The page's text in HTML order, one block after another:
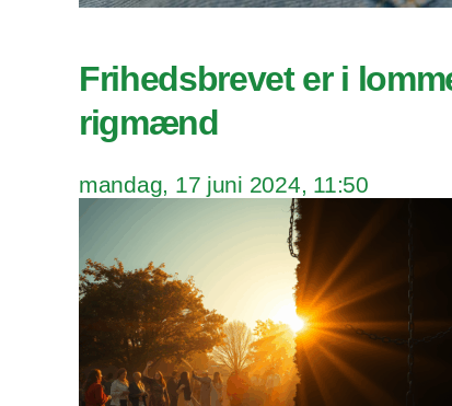
Frihedsbrevet er i
rigmænd
mandag, 17 juni 2024, 11:50